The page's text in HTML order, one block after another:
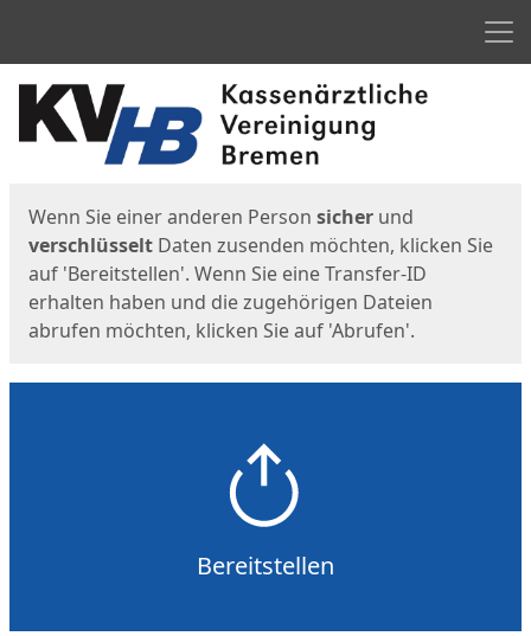
Start
Wenn Sie einer anderen Person sicher und
verschlüsselt Daten zusenden möchten, klicken Sie
auf 'Bereitstellen'. Wenn Sie eine Transfer-ID
erhalten haben und die zugehörigen Dateien
abrufen möchten, klicken Sie auf 'Abrufen'.
Bereitstellen